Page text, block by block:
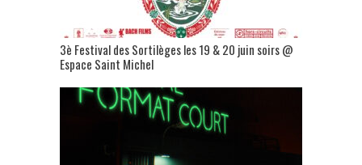
3è Festival des Sortilèges les 19 & 20 juin soirs @
Espace Saint Michel